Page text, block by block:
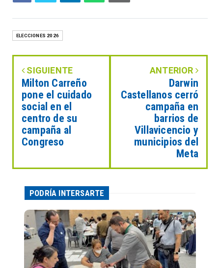
ELECCIONES 2026
SIGUIENTE
Milton Carreño
pone el cuidado
social en el
centro de su
campaña al
Congreso
ANTERIOR
Darwin
Castellanos cerró
campaña en
barrios de
Villavicencio y
municipios del
Meta
PODRÍA INTERSARTE